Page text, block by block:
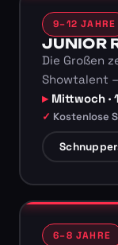
9–12 JAHRE
JUNIOR
Die Großen
Showtalent
Mittwoch ·
Kostenlose
6–8 JAHRE